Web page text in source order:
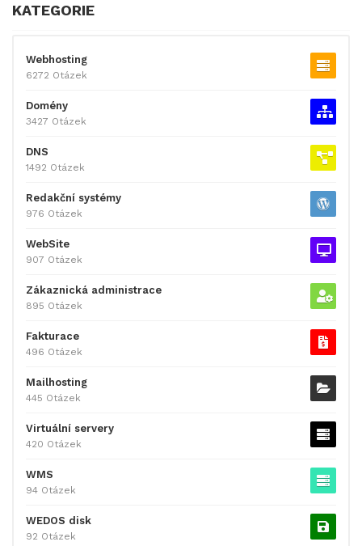
KATEGORIE
Webhosting
6272 Otázek
Domény
3427 Otázek
DNS
1492 Otázek
Redakční systémy
976 Otázek
WebSite
907 Otázek
Zákaznická administrace
895 Otázek
Fakturace
496 Otázek
Mailhosting
445 Otázek
Virtuální servery
420 Otázek
WMS
94 Otázek
WEDOS disk
92 Otázek